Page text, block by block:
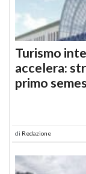
Turismo
accelera:
primo
di Redazione